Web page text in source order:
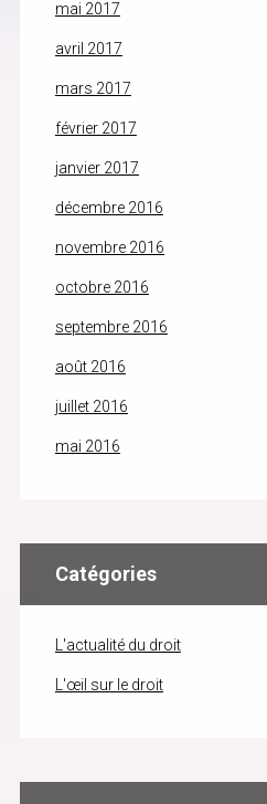
mai 2017
avril 2017
mars 2017
février 2017
janvier 2017
décembre 2016
novembre 2016
octobre 2016
septembre 2016
août 2016
juillet 2016
mai 2016
Catégories
L'actualité du droit
L'œil sur le droit